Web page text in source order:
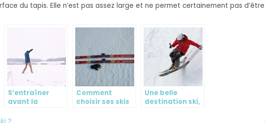
du tapis. Elle n’est pas assez large et ne permet certainement pas
S’entraîner
avant la
saison de ski.
Comment
choisir ses skis
Une belle
destination ski,